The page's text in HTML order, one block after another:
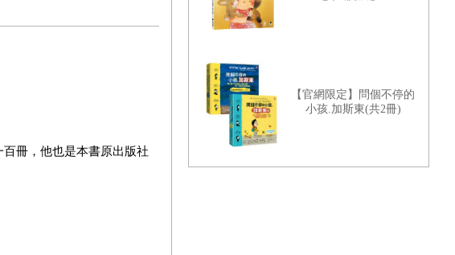
冊，他也是本書原出版社
【官網限定】問個不停的
小孩.加斯東(共2冊)